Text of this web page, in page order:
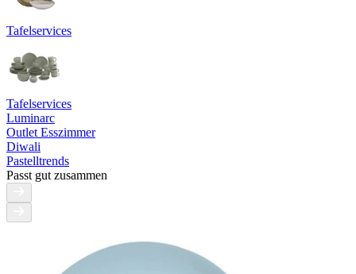
Tafelservices
Tafelservices
Luminarc
Outlet Esszimmer
Diwali
Pastelltrends
Passt gut zusammen